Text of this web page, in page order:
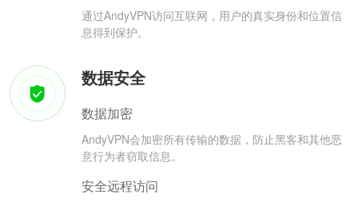
通过AndyVPN访问互联网，用户的真实身份和位置信
息得到保护。
数据安全
数据加密
AndyVPN会加密所有传输的数据，防止黑客和其他恶
意行为者窃取信息。
安全远程访问